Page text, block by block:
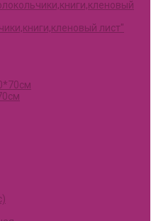
лист"